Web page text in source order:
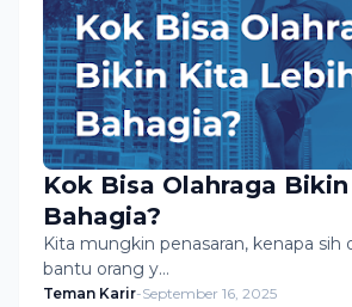
Kok Bisa Olahraga
Bahagia?
Kita mungkin penasaran, kenapa sih
bantu orang y…
Teman Karir-September 16, 2025